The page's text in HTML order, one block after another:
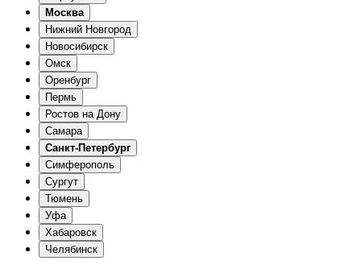
Москва
Нижний Новгород
Новосибирск
Омск
Оренбург
Пермь
Ростов на Дону
Самара
Санкт-Петербург
Симферополь
Сургут
Тюмень
Уфа
Хабаровск
Челябинск